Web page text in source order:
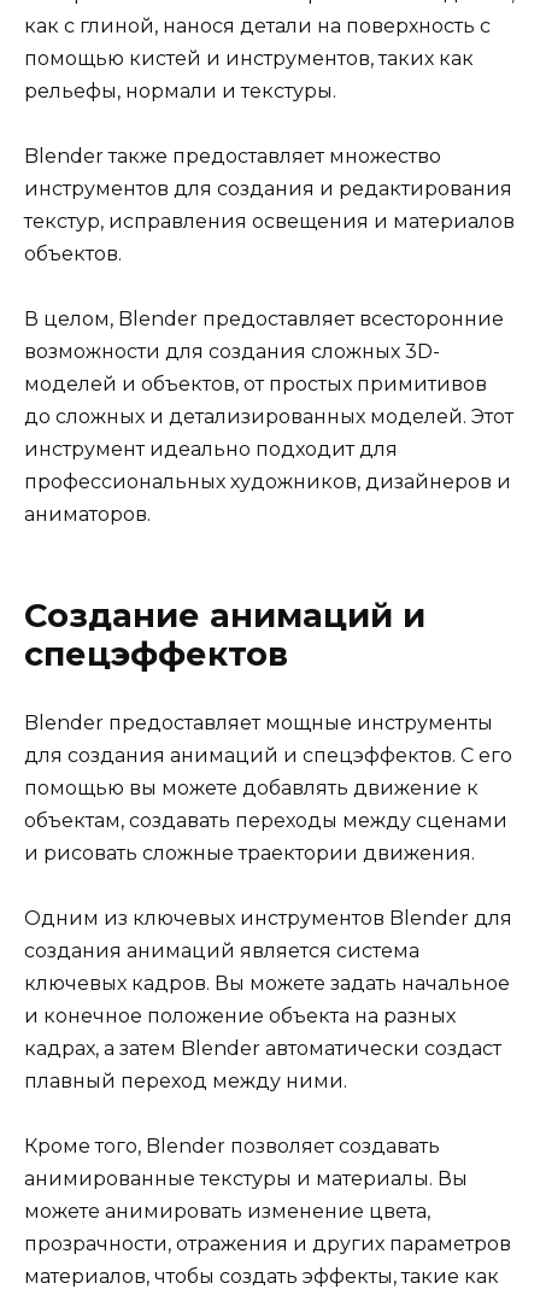
как с глиной, нанося детали на поверхность с
помощью кистей и инструментов, таких как
рельефы, нормали и текстуры.
Blender также предоставляет множество
инструментов для создания и редактирования
текстур, исправления освещения и материалов
объектов.
В целом, Blender предоставляет всесторонние
возможности для создания сложных 3D-
моделей и объектов, от простых примитивов
до сложных и детализированных моделей. Этот
инструмент идеально подходит для
профессиональных художников, дизайнеров и
аниматоров.
Создание анимаций и
спецэффектов
Blender предоставляет мощные инструменты
для создания анимаций и спецэффектов. С его
помощью вы можете добавлять движение к
объектам, создавать переходы между сценами
и рисовать сложные траектории движения.
Одним из ключевых инструментов Blender для
создания анимаций является система
ключевых кадров. Вы можете задать начальное
и конечное положение объекта на разных
кадрах, а затем Blender автоматически создаст
плавный переход между ними.
Кроме того, Blender позволяет создавать
анимированные текстуры и материалы. Вы
можете анимировать изменение цвета,
прозрачности, отражения и других параметров
материалов, чтобы создать эффекты, такие как